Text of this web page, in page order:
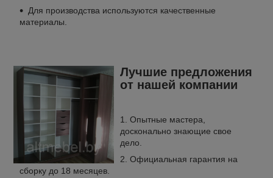
Для производства используются качественные
материалы.
Лучшие предложения
от нашей компании
Опытные мастера,
досконально знающие свое
дело.
Официальная гарантия на
сборку до 18 месяцев.